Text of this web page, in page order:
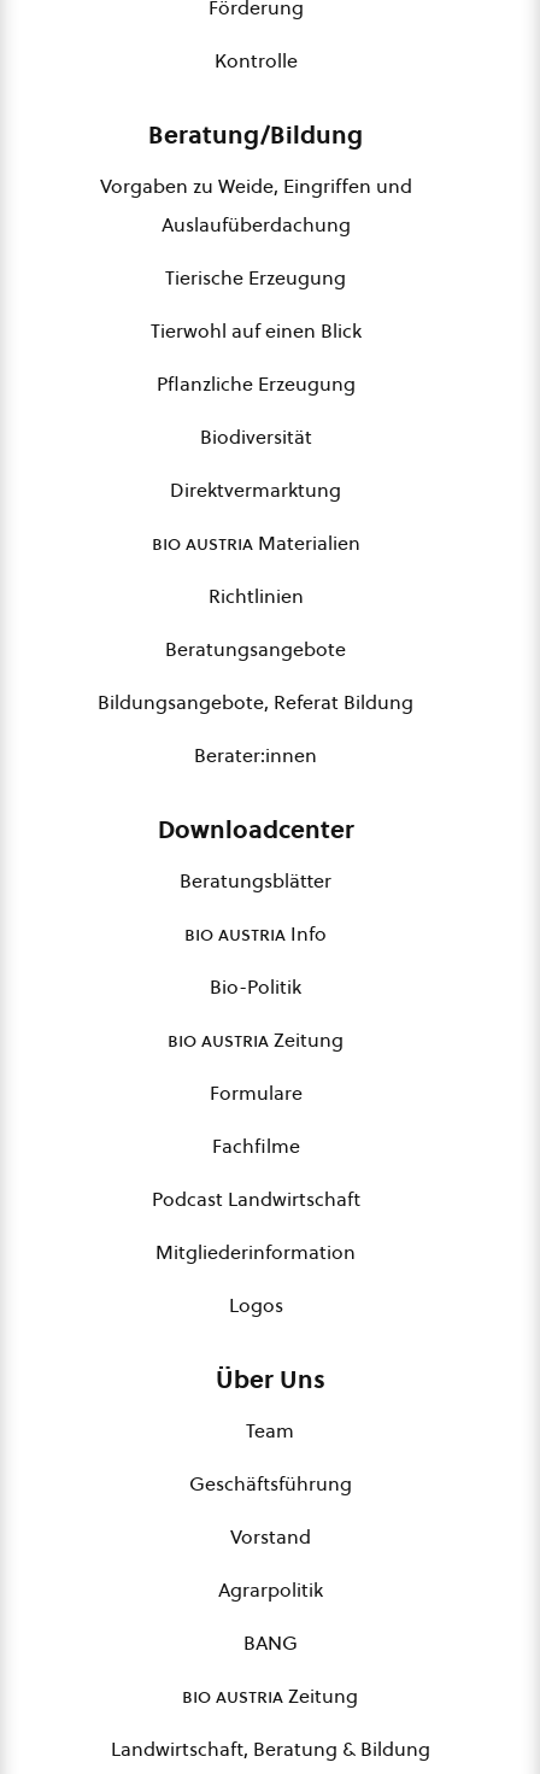
Förderung
Kontrolle
Beratung/Bildung
Vorgaben zu Weide, Eingriffen und
Auslaufüberdachung
Tierische Erzeugung
Tierwohl auf einen Blick
Pflanzliche Erzeugung
Biodiversität
Direktvermarktung
bio austriaMaterialien
Richtlinien
Beratungsangebote
Bildungsangebote, Referat Bildung
Berater:innen
Downloadcenter
Beratungsblätter
bio austria Info
Bio-Politik
bio austriaZeitung
Formulare
Fachfilme
Podcast Landwirtschaft
Mitgliederinformation
Logos
Über Uns
Team
Geschäftsführung
Vorstand
Agrarpolitik
BANG
bio austriaZeitung
Landwirtschaft, Beratung & Bildung